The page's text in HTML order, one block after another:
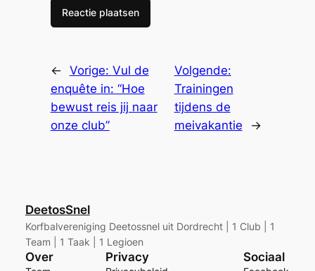
← Vorige: Vul de
enquête in: “Hoe
bewust reis jij naar
onze club”
Volgende:
Trainingen
tijdens de
meivakantie
→
DeetosSnel
Korfbalvereniging Deetossnel uit Dordrecht | 1 Club | 1
Team | 1 Taak | 1 Legioen
Over Privacy Sociaal